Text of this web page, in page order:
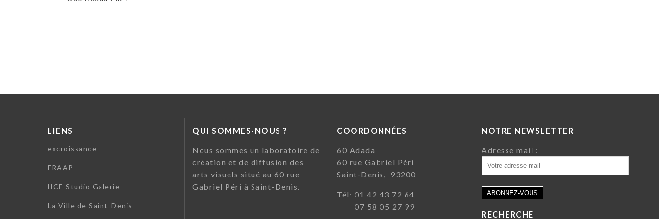
LIENS
excroissance
FRAAP
HCE Studio Galerie
La Ville de Saint-Denis
QUI SOMMES-NOUS ?
Nous sommes un laboratoire de
création et de diffusion des
arts visuels situé au 60 rue
Gabriel Péri à Saint-Denis.
COORDONNÉES
60 Adada
60 rue Gabriel Péri
Saint-Denis, 93200
Tél: 01 42 43 72 64
07 58 05 27 99
NOTRE NEWSLETTER
Adresse mail :
RECHERCHE